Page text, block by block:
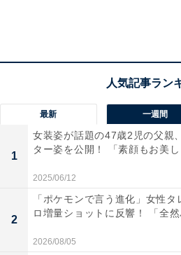
最新 一週間
1
女装姿が話題の47歳2児の父親
ター姿を公開！ 「素顔もお美
2025/06/12
2
「ポケモンで言う進化」女性タ
ロ増量ショットに反響！ 「全
2026/08/05